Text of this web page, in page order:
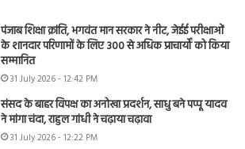
पंजाब शिक्षा क्रांति, भगवंत मान सरकार ने नीट, जेईई परीक्षाओं
के शानदार परिणामों के लिए 300 से अधिक प्राचार्यों को किया
सम्मानित
31 July 2026 - 12:42 PM
संसद के बाहर विपक्ष का अनोखा प्रदर्शन, साधु बने पप्पू यादव
ने मांगा चंदा, राहुल गांधी ने चढ़ाया चढ़ावा
31 July 2026 - 12:22 PM